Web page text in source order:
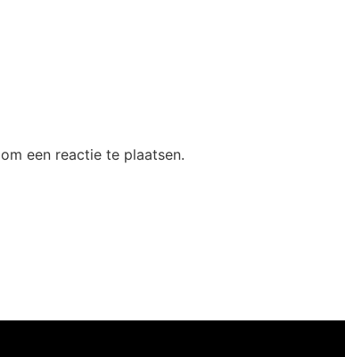
om een reactie te plaatsen.